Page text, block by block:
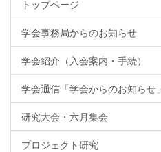
トップページ
学会事務局からのお知らせ
学会紹介（入会案内・手続）
学会通信「学会からのお知らせ」
研究大会・六月集会
プロジェクト研究